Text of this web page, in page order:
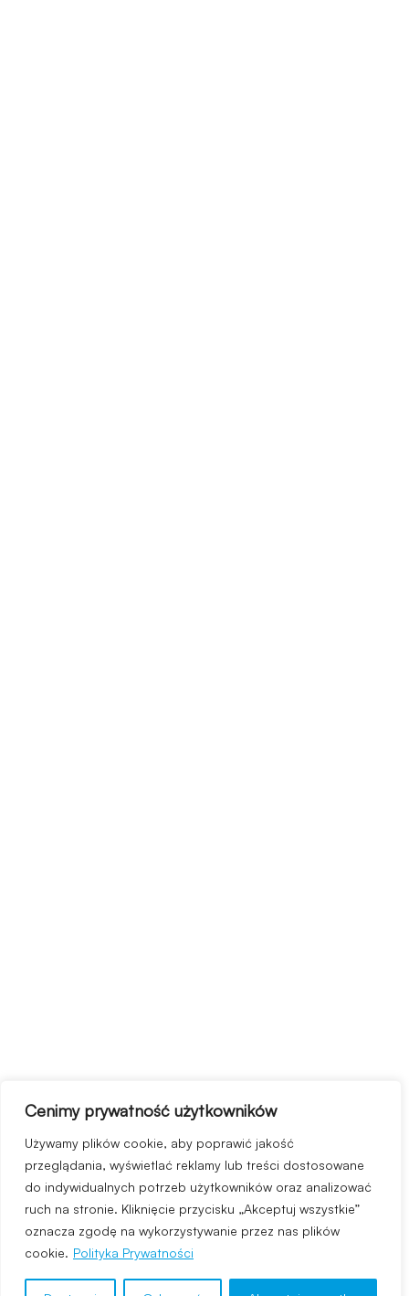
Cenimy prywatność użytkowników
Używamy plików cookie, aby poprawić jakość
przeglądania, wyświetlać reklamy lub treści dostosowane
do indywidualnych potrzeb użytkowników oraz analizować
ruch na stronie. Kliknięcie przycisku „Akceptuj wszystkie”
oznacza zgodę na wykorzystywanie przez nas plików
cookie. Polityka Prywatności